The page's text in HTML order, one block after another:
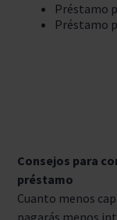
Préstamo
Préstamo
Consejos para
préstamo
Cuanto menos